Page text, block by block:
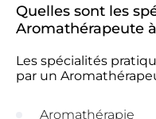
Quelles sont les
Aromathérapeute
Les spécialités
par un
Aromathérapie